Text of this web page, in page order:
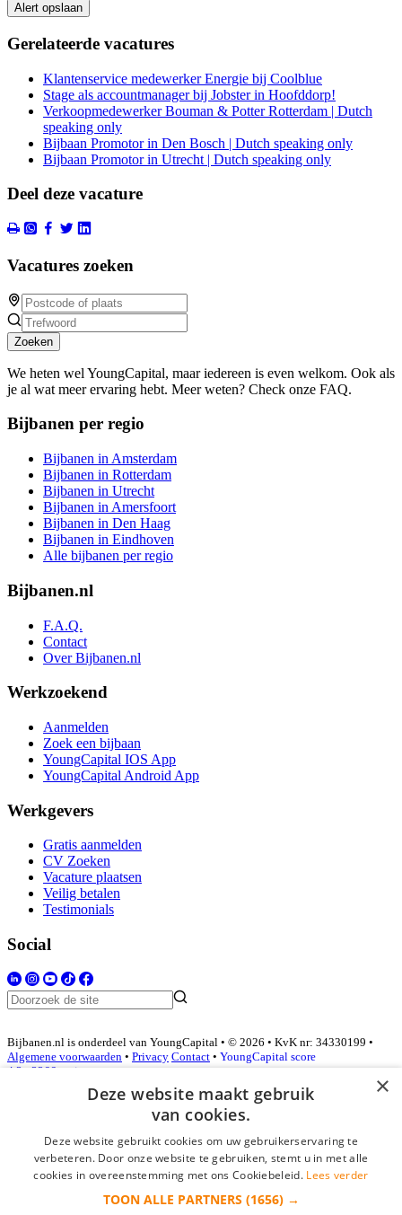
Alert opslaan
Gerelateerde vacatures
Klantenservice medewerker Energie bij Coolblue
Stage als accountmanager bij Jobster in Hoofddorp!
Verkoopmedewerker Bouman & Potter Rotterdam | Dutch
speaking only
Bijbaan Promotor in Den Bosch | Dutch speaking only
Bijbaan Promotor in Utrecht | Dutch speaking only
Deel deze vacature
Vacatures zoeken
Zoeken
We heten wel YoungCapital, maar iedereen is even welkom. Ook als
je al wat meer ervaring hebt. Meer weten? Check onze FAQ.
Bijbanen per regio
Bijbanen in Amsterdam
Bijbanen in Rotterdam
Bijbanen in Utrecht
Bijbanen in Amersfoort
Bijbanen in Den Haag
Bijbanen in Eindhoven
Alle bijbanen per regio
Bijbanen.nl
F.A.Q.
Contact
Over Bijbanen.nl
Werkzoekend
Aanmelden
Zoek een bijbaan
YoungCapital IOS App
YoungCapital Android App
Werkgevers
Gratis aanmelden
CV Zoeken
Vacature plaatsen
Veilig betalen
Testimonials
Social
Bijbanen.nl is onderdeel van YoungCapital • © 2026 • KvK nr: 34330199 •
Algemene voorwaarden • Privacy Contact • YoungCapital score
4.3 - 3366 reviews
Inloggen als bedrijf
*
×
Deze website maakt gebruik
van cookies.
Deze website gebruikt cookies om uw gebruikerservaring te
verbeteren. Door onze website te gebruiken, stemt u in met alle
cookies in overeenstemming met ons Cookiebeleid. Lees verder
TOON ALLE PARTNERS (1656) →